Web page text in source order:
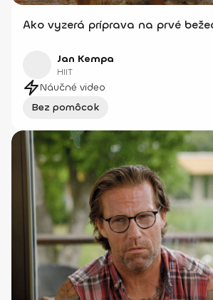
Ako vyzerá príprava na prvé
Jan Kempa
HIIT
Náučné video
Bez pomôcok